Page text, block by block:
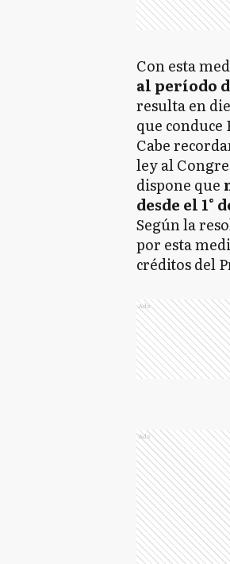
Con esta
al período
resulta en
que conduce
Cabe
ley al
dispone que
desde el 1°
Según la
por esta
créditos del
Ads
Ads